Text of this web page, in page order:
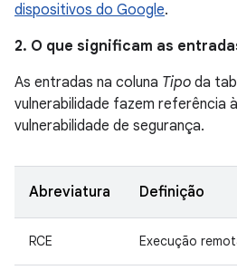
dispositivos do Google.
2. O que significam as
As entradas na coluna Tipo da
vulnerabilidade fazem referência
vulnerabilidade de segurança.
Abreviatura Definição
RCE Execução